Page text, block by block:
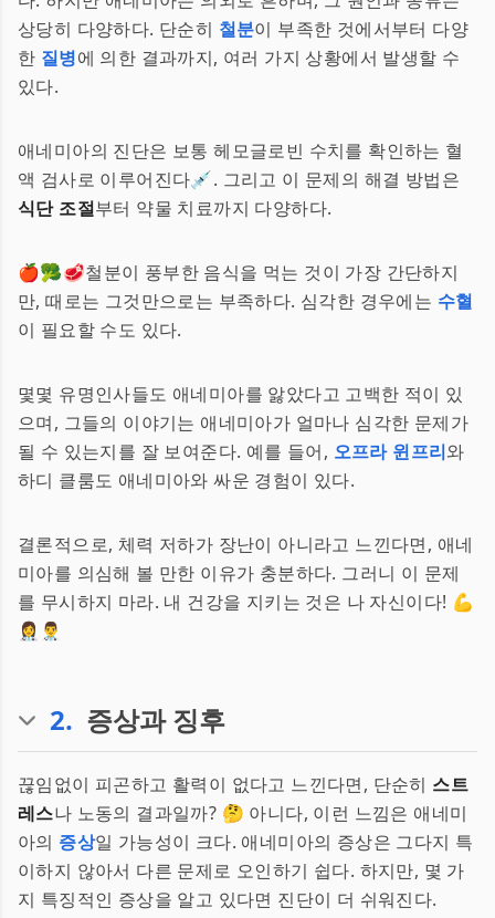
상당히 다양하다. 단순히 철분이 부족한 것에서부터 다양
한 질병에 의한 결과까지, 여러 가지 상황에서 발생할 수
있다.
애네미아의 진단은 보통 헤모글로빈 수치를 확인하는 혈
액 검사로 이루어진다💉. 그리고 이 문제의 해결 방법은
식단 조절부터 약물 치료까지 다양하다.
🍎🥦🥩철분이 풍부한 음식을 먹는 것이 가장 간단하지
만, 때로는 그것만으로는 부족하다. 심각한 경우에는 수혈
이 필요할 수도 있다.
몇몇 유명인사들도 애네미아를 앓았다고 고백한 적이 있
으며, 그들의 이야기는 애네미아가 얼마나 심각한 문제가
될 수 있는지를 잘 보여준다. 예를 들어, 오프라 윈프리와
하디 클룸도 애네미아와 싸운 경험이 있다.
결론적으로, 체력 저하가 장난이 아니라고 느낀다면, 애네
미아를 의심해 볼 만한 이유가 충분하다. 그러니 이 문제
를 무시하지 마라. 내 건강을 지키는 것은 나 자신이다! 💪
👩‍⚕️👨‍⚕️
2. 증상과 징후
끊임없이 피곤하고 활력이 없다고 느낀다면, 단순히 스트
레스나 노동의 결과일까? 🤔 아니다, 이런 느낌은 애네미
아의 증상일 가능성이 크다. 애네미아의 증상은 그다지 특
이하지 않아서 다른 문제로 오인하기 쉽다. 하지만, 몇 가
지 특징적인 증상을 알고 있다면 진단이 더 쉬워진다.